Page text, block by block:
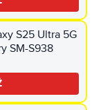
S25 Ultra 5G
SM-S938